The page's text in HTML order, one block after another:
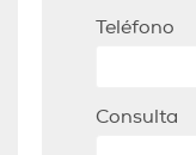
Teléfono
Consulta